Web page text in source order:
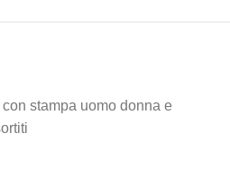
stampa uomo donna e